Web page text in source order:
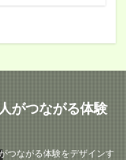
がつながる体験
つながる体験をデザインす